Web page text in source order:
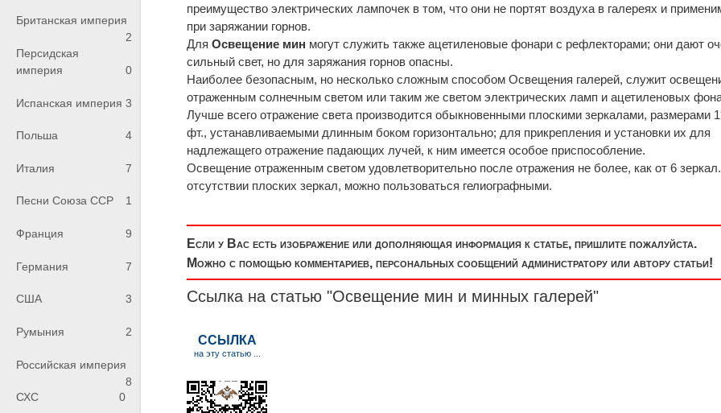
Британская империя
2
Персидская
империя
0
Испанская империя 3
Польша 4
Италия 7
Песни Союза ССР 1
Франция 9
Германия 7
США 3
Румыния 2
Российская империя
8
СХС
0
преимущество электрических лампочек в том, что они не портят воздуха в галереях и
при заряжании горнов.
ДляОсвещение мин могут служить также ацетиленовые фонари с рефлекторами; они дают
сильный свет, но для заряжания горнов опасны.
Наиболее безопасным, но несколько сложным способом Освещения галерей, служит
отраженным солнечным светом или таким же светом электрических ламп и ацетиленовых
Лучше всего отражение света производится обыкновенными плоскими зеркалами, размерами
фт., устанавливаемыми длинным боком горизонтально; для прикрепления и установки их для
надлежащего отражение падающих лучей, к ним имеется особое приспособление.
Освещение отраженным светом удовлетворительно после отражения не более, как от 6
отсутствии плоских зеркал, можно пользоваться гелиографными.
Если у Вас есть изображение или дополняющая информация к статье, пришлите пожалуйста.
Можно с помощью комментариев, персональных сообщений администратору или автору статьи!
Ссылка на статью "Освещение мин и минных галерей"